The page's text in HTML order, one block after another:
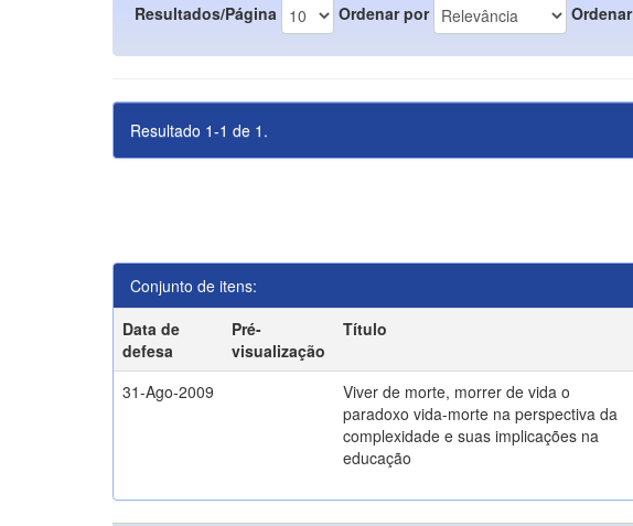
Resultados/Página Ordenar por Ordenar
Resultado 1-1 de 1.
Conjunto de itens:
Data de
defesa
Pré-
visualização
Título
31-Ago-2009
Viver de morte, morrer de vida o
paradoxo vida-morte na perspectiva da
complexidade e suas implicações na
educação